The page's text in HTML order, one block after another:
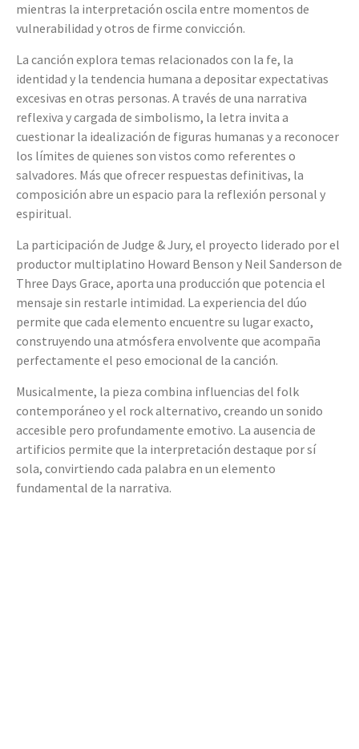
mientras la interpretación oscila entre momentos de
vulnerabilidad y otros de firme convicción.
La canción explora temas relacionados con la fe, la
identidad y la tendencia humana a depositar expectativas
excesivas en otras personas. A través de una narrativa
reflexiva y cargada de simbolismo, la letra invita a
cuestionar la idealización de figuras humanas y a reconocer
los límites de quienes son vistos como referentes o
salvadores. Más que ofrecer respuestas definitivas, la
composición abre un espacio para la reflexión personal y
espiritual.
La participación de Judge & Jury, el proyecto liderado por el
productor multiplatino Howard Benson y Neil Sanderson de
Three Days Grace, aporta una producción que potencia el
mensaje sin restarle intimidad. La experiencia del dúo
permite que cada elemento encuentre su lugar exacto,
construyendo una atmósfera envolvente que acompaña
perfectamente el peso emocional de la canción.
Musicalmente, la pieza combina influencias del folk
contemporáneo y el rock alternativo, creando un sonido
accesible pero profundamente emotivo. La ausencia de
artificios permite que la interpretación destaque por sí
sola, convirtiendo cada palabra en un elemento
fundamental de la narrativa.